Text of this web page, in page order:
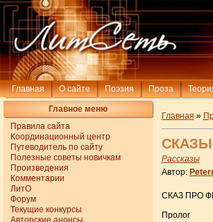
Главная О сайте Поэзия Проза
Главное меню
Правила сайта
Координационный центр
Путеводитель по сайту
Полезные советы новичкам
Произведения
Комментарии
ЛитО
Форум
Текущие конкурсы
Авторские анонсы
Главная »
СКАЗЫ
Рассказы
Автор:
СКАЗ ПРО
Пролог